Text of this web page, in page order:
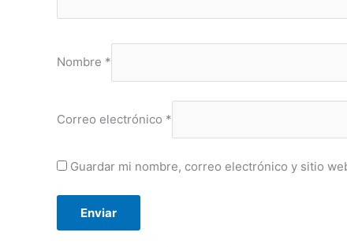
Nombre *
Correo electrónico *
Guardar mi nombre, correo electrónico y sitio